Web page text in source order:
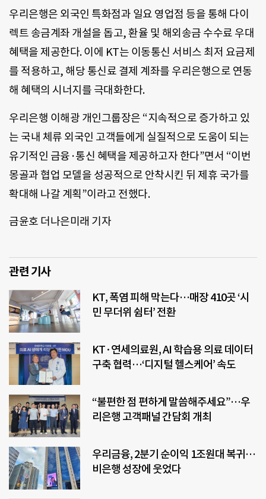
우리은행은 외국인 특화점과 일요 영업점 등을 통해 다이
렉트 송금계좌 개설을 돕고, 환율 및 해외송금 수수료 우대
혜택을 제공한다. 이에 KT는 이동통신 서비스 최저 요금제
를 적용하고, 해당 통신료 결제 계좌를 우리은행으로 연동
해 혜택의 시너지를 극대화한다.
우리은행 이해광 개인그룹장은 “지속적으로 증가하고 있
는 국내 체류 외국인 고객들에게 실질적으로 도움이 되는
유기적인 금융·통신 혜택을 제공하고자 한다”면서 “이번
몽골과 협업 모델을 성공적으로 안착시킨 뒤 제휴 국가를
확대해 나갈 계획”이라고 전했다.
금윤호 더나은미래 기자
관련 기사
KT, 폭염 피해 막는다…매장 410곳 ‘시
민 무더위 쉼터’ 전환
KT·연세의료원, AI 학습용 의료 데이터
구축 협력…‘디지털 헬스케어’ 속도
“불편한 점 편하게 말씀해주세요”…우
리은행 고객패널 간담회 개최
우리금융, 2분기 순이익 1조원대 복귀…
비은행 성장에 웃었다